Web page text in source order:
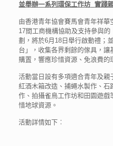
並舉辦一系列環保工作坊 實踐
由香港青年協會賽馬會青年祥華
17間工商機構協助及支持參與
劃，將於6月18日舉行啟動禮；
台」，收集各界剩餘的傢具，
購置，響應珍惜資源、免浪費的
活動當日設有多項適合青年及親
紅酒木箱改造、捕蠅水製作、
作、拍攝雀鳥工作坊和田園遊
惜地球資源。
活動詳情如下︰